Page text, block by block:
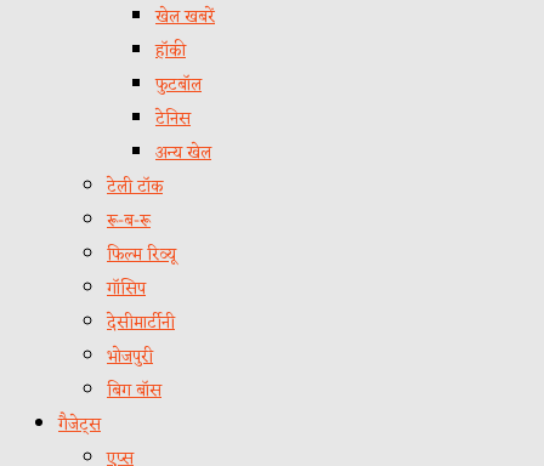
खेल खबरें
हॉकी
फुटबॉल
टेनिस
अन्य खेल
टेली टॉक
रू-ब-रू
फिल्म रिव्यू
गॉसिप
देसीमार्टीनी
भोजपुरी
बिग बॉस
गैजेट्स
एप्स